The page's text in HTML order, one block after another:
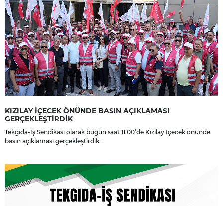
KIZILAY İÇECEK ÖNÜNDE BASIN AÇIKLAMASI
GERÇEKLEŞTİRDİK
Tekgıda-İş Sendikası olarak bugün saat 11.00’de Kızılay İçecek önünde
basın açıklaması gerçekleştirdik.